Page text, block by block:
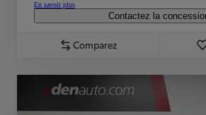
En savoir plus
Contactez la
Comparez